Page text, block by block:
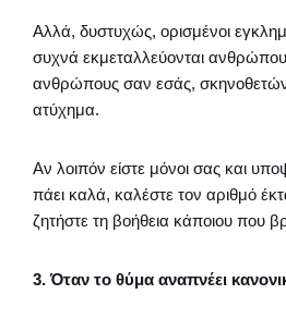
Αλλά, δυστυχώς, ορισμένοι
συχνά εκμεταλλεύονται
ανθρώπους σαν εσάς,
ατύχημα.
Αν λοιπόν είστε μόνοι σας και
πάει καλά, καλέστε τον αριθμό
ζητήστε τη βοήθεια κάποιου που
3. Όταν το θύμα αναπνέει